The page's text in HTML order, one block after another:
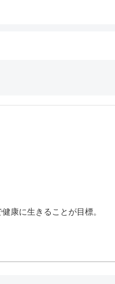
康に生きることが目標。